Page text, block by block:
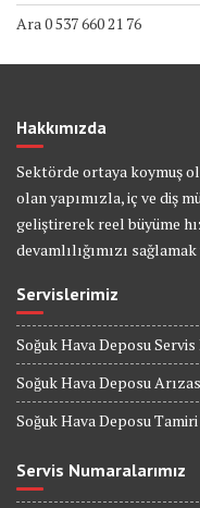
Ara 0 537 660 21 76
Hakkımızda
Sektörde ortaya koymuş
olan yapımızla, iç ve diş
geliştirerek reel büyüme
devamlılığımızı
Servislerimiz
Soğuk Hava Deposu Servis
Soğuk Hava Deposu
Soğuk Hava Deposu Tamiri
Servis Numaralarımız